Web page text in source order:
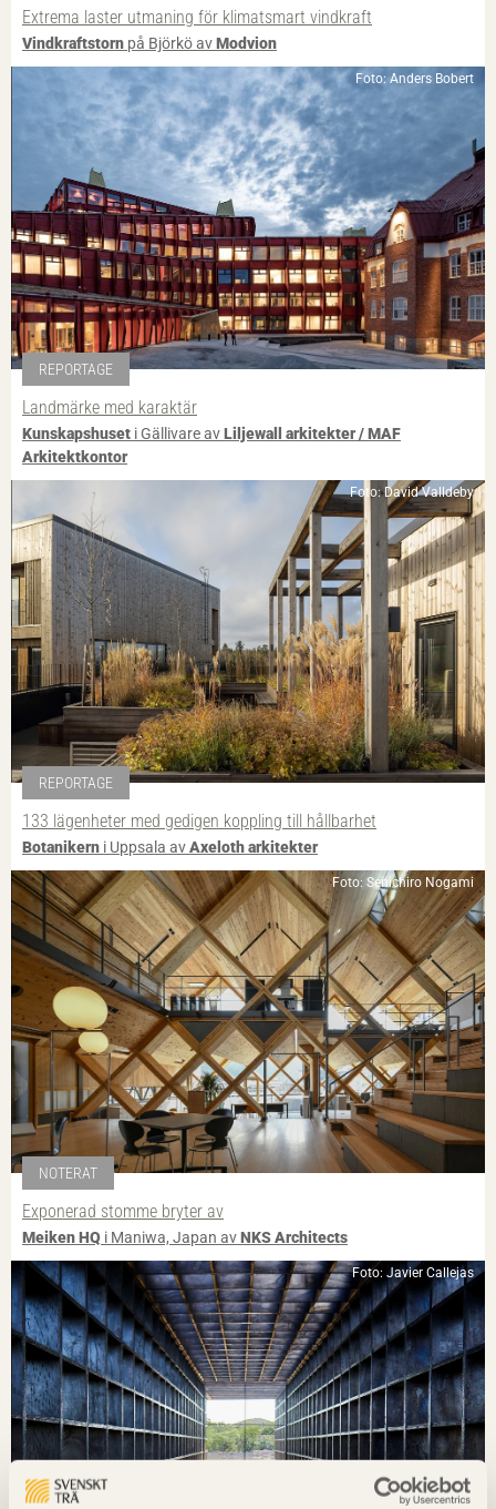
Extrema laster utmaning för klimatsmart vindkraft
Vindkraftstorn på Björkö avModvion
Foto: Anders Bobert
REPORTAGE
Landmärke med karaktär
Kunskapshuset i Gällivare avLiljewall arkitekter / MAF
Arkitektkontor
Foto: David Valldeby
REPORTAGE
133 lägenheter med gedigen koppling till hållbarhet
Botanikern i Uppsala avAxeloth arkitekter
Foto: Senichiro Nogami
NOTERAT
Exponerad stomme bryter av
Meiken HQ i Maniwa, Japan avNKS Architects
Foto: Javier Callejas